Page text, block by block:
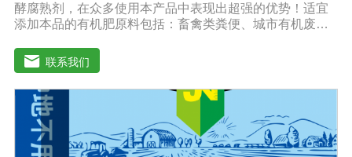
酵腐熟剂，在众多使用本产品中表现出超强的优势！适宜
添加本品的有机肥原料包括：畜禽类粪便、城市有机废弃
工废弃料（蔗糖泥、果渣、茶渣、蘑菇渣、酒糟、中草药
残渣、糠醛渣、农作物秸杆等）。【功效特点】1、本产品
适应性广，升温速度快，分解能力强，除臭效果彻底。2、
起温快在温度0℃以上时, 2天温度可升至60℃以上。可充
分分解畜禽类粪便中产生臭味的有机硫化物、有机氨化物
等, 升温后2-3天, 臭味大幅减低。3、发酵周期短15-20天即
可达到基本腐熟状态。4、发酵过程高温(60℃-70℃)持久
联系我们